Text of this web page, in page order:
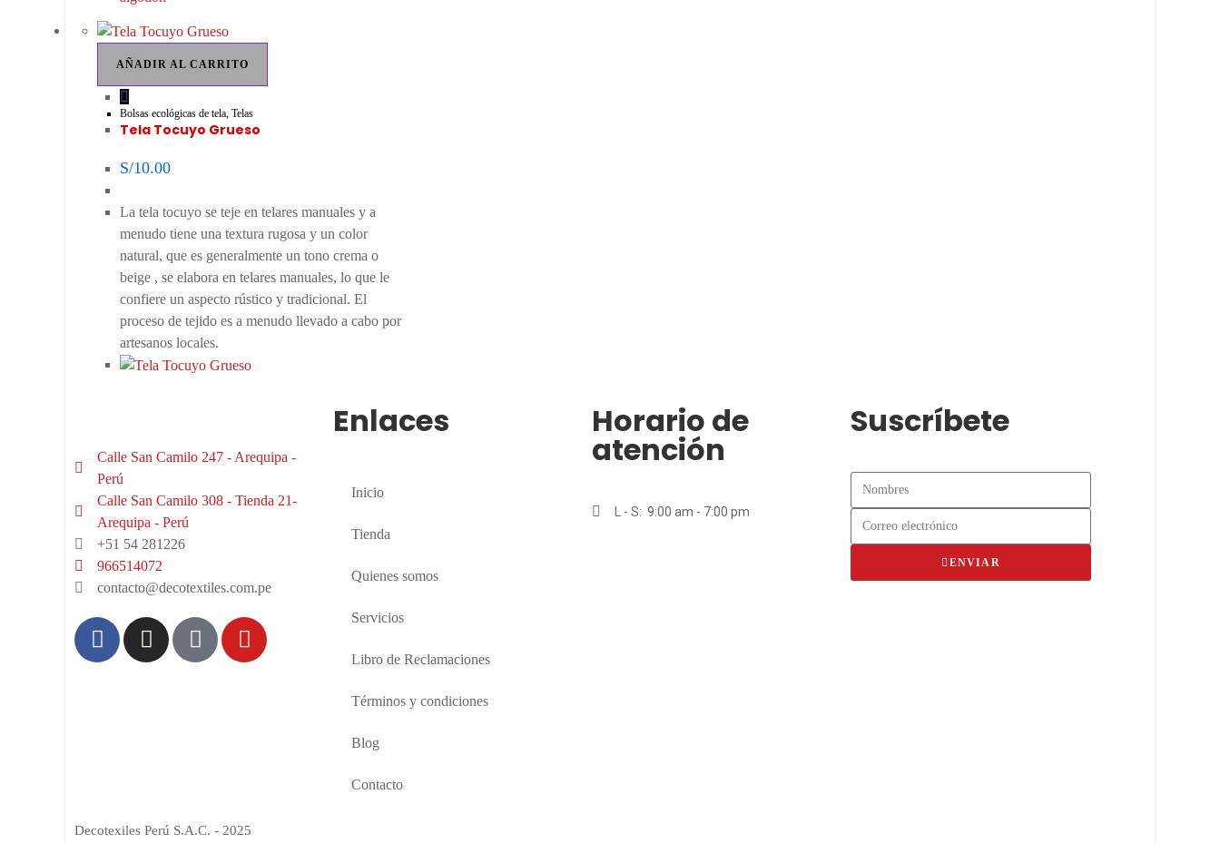
AÑADIR AL CARRITO
Bolsas ecológicas de tela, Telas
Tela Tocuyo Grueso
S/10.00
La tela tocuyo se teje en telares manuales y a
menudo tiene una textura rugosa y un color
natural, que es generalmente un tono crema o
beige , se elabora en telares manuales, lo que le
confiere un aspecto rústico y tradicional. El
proceso de tejido es a menudo llevado a cabo por
artesanos locales.
Calle San Camilo 247 - Arequipa -
Perú
Calle San Camilo 308 - Tienda 21-
Arequipa - Perú
+51 54 281226
966514072
contacto@decotextiles.com.pe
Enlaces
Inicio
Tienda
Quienes somos
Servicios
Libro de Reclamaciones
Términos y condiciones
Blog
Contacto
Horario de
atención
L - S: 9:00 am - 7:00 pm
Suscríbete
ENVIAR
Decotexiles Perú S.A.C. - 2025